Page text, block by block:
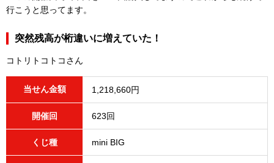
行こうと思ってます。
突然残高が桁違いに増えていた！
コトリトコトコさん
当せん金額 1,218,660円
開催回 623回
くじ種 mini BIG